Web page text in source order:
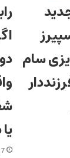
سام
7 روز پیش